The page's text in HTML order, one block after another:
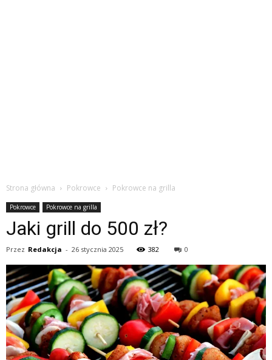
Strona główna Pokrowce Pokrowce na grilla
Pokrowce Pokrowce na grilla
Jaki grill do 500 zł?
Przez Redakcja - 26 stycznia 2025 382 0